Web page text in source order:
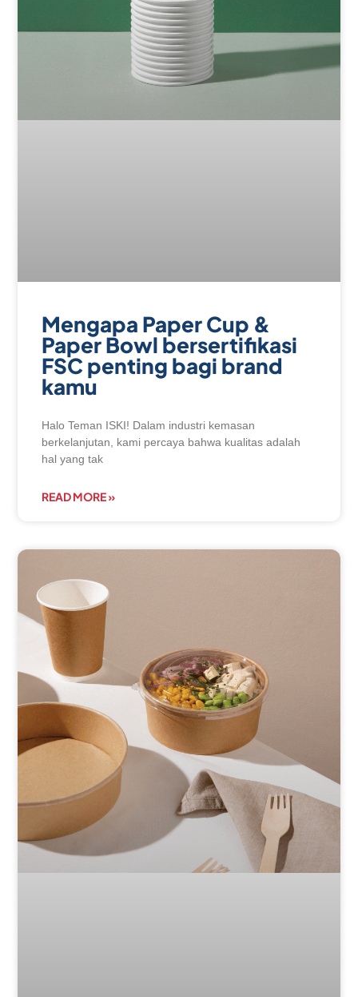
Mengapa Paper Cup &
Paper Bowl bersertifikasi
FSC penting bagi brand
kamu
Halo Teman ISKI! Dalam industri kemasan
berkelanjutan, kami percaya bahwa kualitas adalah
hal yang tak
READ MORE »